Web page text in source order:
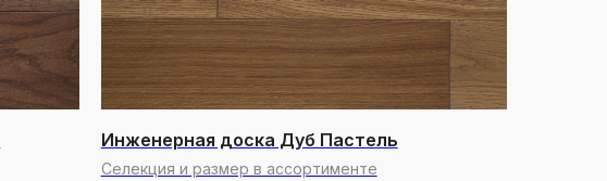
Инженерная доска Дуб Пастель
Селекция и размер в ассортименте